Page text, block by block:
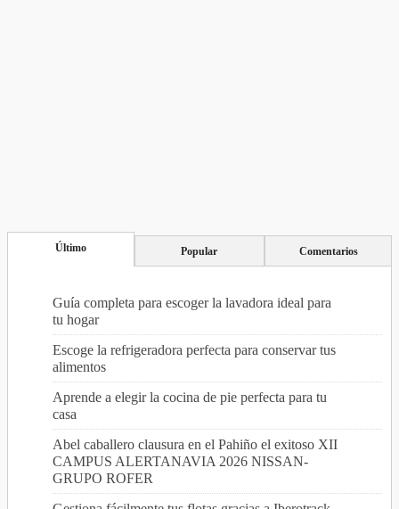
Último Popular Comentarios
Guía completa para escoger la lavadora ideal para
tu hogar
Escoge la refrigeradora perfecta para conservar tus
alimentos
Aprende a elegir la cocina de pie perfecta para tu
casa
Abel caballero clausura en el Pahiño el exitoso XII
CAMPUS ALERTANAVIA 2026 NISSAN-
GRUPO ROFER